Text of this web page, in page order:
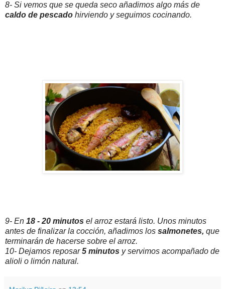
8- Si vemos que se queda seco añadimos algo más de
caldo de pescado hirviendo y seguimos cocinando.
9- En 18 - 20 minutos el arroz estará listo. Unos minutos
antes de finalizar la cocción, añadimos los salmonetes, que
terminarán de hacerse sobre el arroz.
10- Dejamos reposar5 minutos y servimos acompañado de
alioli o limón natural.